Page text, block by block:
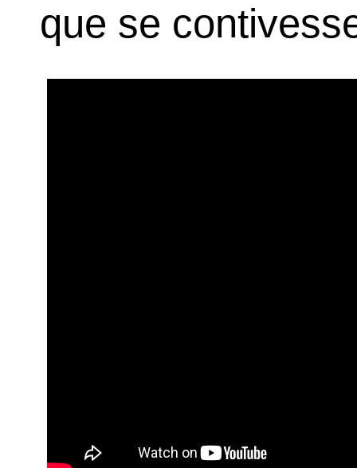
que se